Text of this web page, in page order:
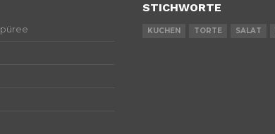
STICHWORTE
KUCHEN TORTE SALAT